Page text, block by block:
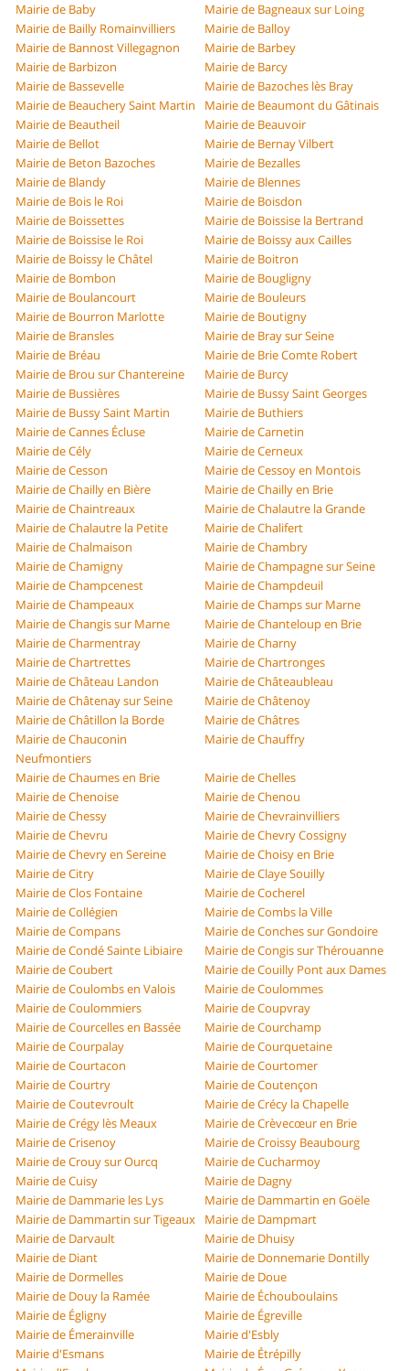
Mairie de Baby
Mairie de Bagneaux sur Loing
Mairie de Bailly Romainvilliers
Mairie de Balloy
Mairie de Bannost Villegagnon
Mairie de Barbey
Mairie de Barbizon
Mairie de Barcy
Mairie de Bassevelle
Mairie de Bazoches lès Bray
Mairie de Beauchery Saint Martin
Mairie de Beaumont du Gâtinais
Mairie de Beautheil
Mairie de Beauvoir
Mairie de Bellot
Mairie de Bernay Vilbert
Mairie de Beton Bazoches
Mairie de Bezalles
Mairie de Blandy
Mairie de Blennes
Mairie de Bois le Roi
Mairie de Boisdon
Mairie de Boissettes
Mairie de Boissise la Bertrand
Mairie de Boissise le Roi
Mairie de Boissy aux Cailles
Mairie de Boissy le Châtel
Mairie de Boitron
Mairie de Bombon
Mairie de Bougligny
Mairie de Boulancourt
Mairie de Bouleurs
Mairie de Bourron Marlotte
Mairie de Boutigny
Mairie de Bransles
Mairie de Bray sur Seine
Mairie de Bréau
Mairie de Brie Comte Robert
Mairie de Brou sur Chantereine
Mairie de Burcy
Mairie de Bussières
Mairie de Bussy Saint Georges
Mairie de Bussy Saint Martin
Mairie de Buthiers
Mairie de Cannes Écluse
Mairie de Carnetin
Mairie de Cély
Mairie de Cerneux
Mairie de Cesson
Mairie de Cessoy en Montois
Mairie de Chailly en Bière
Mairie de Chailly en Brie
Mairie de Chaintreaux
Mairie de Chalautre la Grande
Mairie de Chalautre la Petite
Mairie de Chalifert
Mairie de Chalmaison
Mairie de Chambry
Mairie de Chamigny
Mairie de Champagne sur Seine
Mairie de Champcenest
Mairie de Champdeuil
Mairie de Champeaux
Mairie de Champs sur Marne
Mairie de Changis sur Marne
Mairie de Chanteloup en Brie
Mairie de Charmentray
Mairie de Charny
Mairie de Chartrettes
Mairie de Chartronges
Mairie de Château Landon
Mairie de Châteaubleau
Mairie de Châtenay sur Seine
Mairie de Châtenoy
Mairie de Châtillon la Borde
Mairie de Châtres
Mairie de Chauconin
Neufmontiers
Mairie de Chauffry
Mairie de Chaumes en Brie
Mairie de Chelles
Mairie de Chenoise
Mairie de Chenou
Mairie de Chessy
Mairie de Chevrainvilliers
Mairie de Chevru
Mairie de Chevry Cossigny
Mairie de Chevry en Sereine
Mairie de Choisy en Brie
Mairie de Citry
Mairie de Claye Souilly
Mairie de Clos Fontaine
Mairie de Cocherel
Mairie de Collégien
Mairie de Combs la Ville
Mairie de Compans
Mairie de Conches sur Gondoire
Mairie de Condé Sainte Libiaire
Mairie de Congis sur Thérouanne
Mairie de Coubert
Mairie de Couilly Pont aux Dames
Mairie de Coulombs en Valois
Mairie de Coulommes
Mairie de Coulommiers
Mairie de Coupvray
Mairie de Courcelles en Bassée
Mairie de Courchamp
Mairie de Courpalay
Mairie de Courquetaine
Mairie de Courtacon
Mairie de Courtomer
Mairie de Courtry
Mairie de Coutençon
Mairie de Coutevroult
Mairie de Crécy la Chapelle
Mairie de Crégy lès Meaux
Mairie de Crèvecœur en Brie
Mairie de Crisenoy
Mairie de Croissy Beaubourg
Mairie de Crouy sur Ourcq
Mairie de Cucharmoy
Mairie de Cuisy
Mairie de Dagny
Mairie de Dammarie les Lys
Mairie de Dammartin en Goële
Mairie de Dammartin sur Tigeaux
Mairie de Dampmart
Mairie de Darvault
Mairie de Dhuisy
Mairie de Diant
Mairie de Donnemarie Dontilly
Mairie de Dormelles
Mairie de Doue
Mairie de Douy la Ramée
Mairie de Échouboulains
Mairie de Égligny
Mairie de Égreville
Mairie de Émerainville
Mairie d'Esbly
Mairie d'Esmans
Mairie de Étrépilly